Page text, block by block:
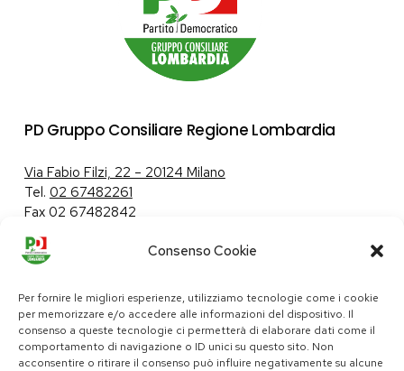
Consenso Cookie
Per fornire le migliori esperienze, utilizziamo tecnologie come i cookie
per memorizzare e/o accedere alle informazioni del dispositivo. Il
consenso a queste tecnologie ci permetterà di elaborare dati come il
comportamento di navigazione o ID unici su questo sito. Non
acconsentire o ritirare il consenso può influire negativamente su alcune
PD Gruppo Consiliare Regione Lombardia
Via Fabio Filzi, 22 – 20124 Milano
Tel. 02 67482261
Fax 02 67482842
Tutela dei dati personali|Politica sui cookie
pd@consiglio.regione.lombardia.it